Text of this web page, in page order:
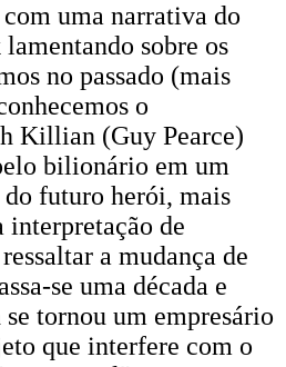
uma narrativa do
sobre os
no passado (mais
o
Killian (Guy Pearce)
bilionário em um
futuro herói, mais
interpretação de
a mudança de
se uma década e
tornou um empresário
que interfere com o